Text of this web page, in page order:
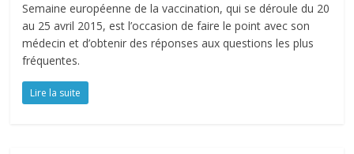
Semaine européenne de la vaccination, qui se déroule du 20
au 25 avril 2015, est l’occasion de faire le point avec son
médecin et d’obtenir des réponses aux questions les plus
fréquentes.
Lire la suite